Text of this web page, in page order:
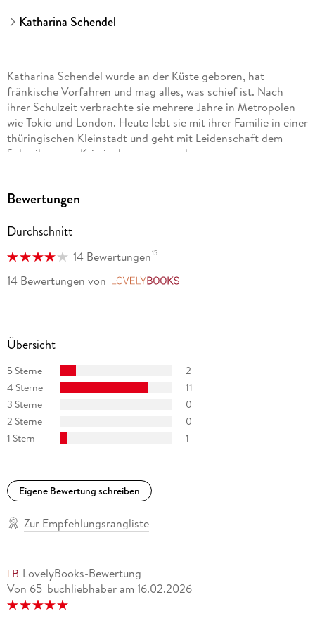
Katharina Schendel
Katharina Schendel wurde an der Küste geboren, hat
fränkische Vorfahren und mag alles, was schief ist. Nach
ihrer Schulzeit verbrachte sie mehrere Jahre in Metropolen
wie Tokio und London. Heute lebt sie mit ihrer Familie in einer
thüringischen Kleinstadt und geht mit Leidenschaft dem
Schreiben von Kriminalromanen nach.
Bewertungen
Durchschnitt
14 Bewertungen15
14 Bewertungen von
Übersicht
5 Sterne
2
4 Sterne
11
3 Sterne
0
2 Sterne
0
1 Stern
1
Eigene Bewertung schreiben
Zur Empfehlungsrangliste
LovelyBooks-Bewertung
Von 65_buchliebhaber am 16.02.2026